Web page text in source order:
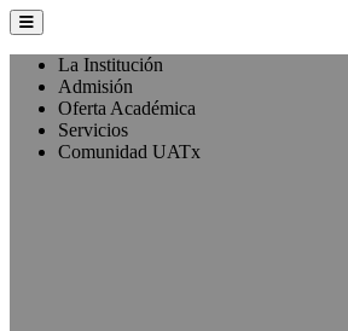
La Institución
Admisión
Oferta Académica
Servicios
Comunidad UATx